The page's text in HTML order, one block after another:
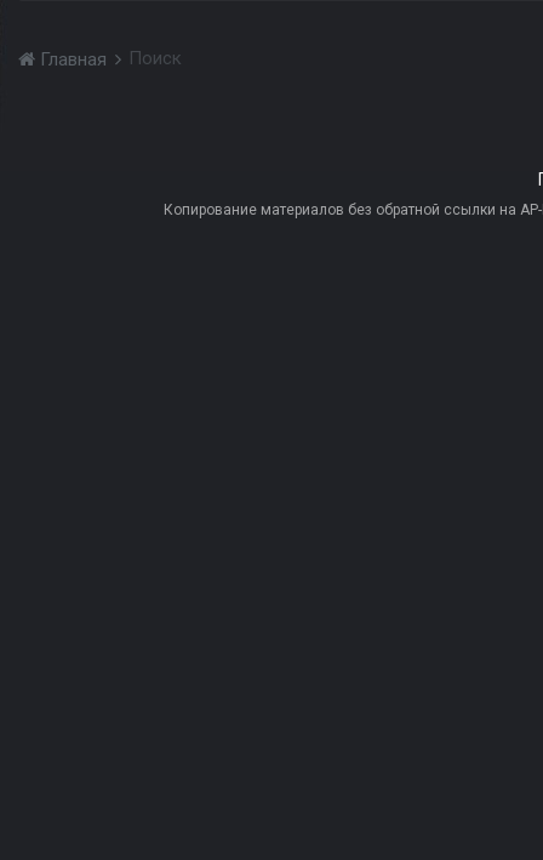
Главная Поиск
Копирование материалов без обратной ссылки на